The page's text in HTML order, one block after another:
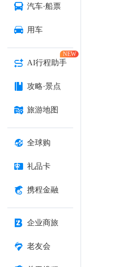
汽车·船票
用车
AI行程助手
NEW
攻略·景点
旅游地图
全球购
礼品卡
携程金融
企业商旅
老友会